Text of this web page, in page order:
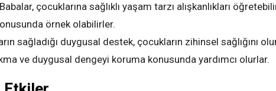
çocuklarına sağlıklı yaşam tarzı alışkanlıkları
örnek olabilirler.
sağladığı duygusal destek, çocukların zihinsel sağlığını
ve duygusal dengeyi koruma konusunda yardımcı olurlar.